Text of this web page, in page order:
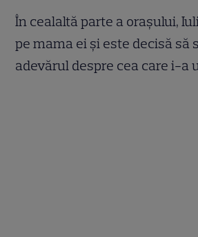
În cealaltă parte a orașului,
pe mama ei și este decisă să
adevărul despre cea care i-a